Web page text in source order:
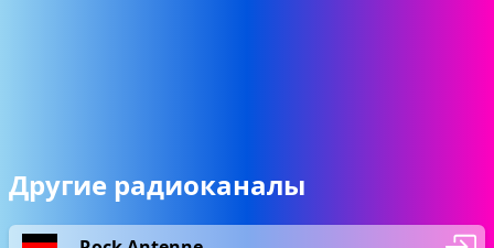
Другие радиоканалы